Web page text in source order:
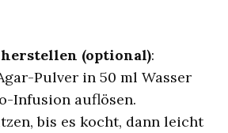
(optional):
Pulver in 50 ml Wasser
Infusion auflösen.
bis es kocht, dann leicht